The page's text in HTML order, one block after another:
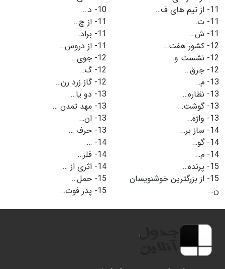
11- از تیم های ف…
11- ت…
11- ش…
12- كشور هفت…
12- نشست و…
12- جرق…
13- م…
13- نظاره…
13- گوشت…
13- واژه…
14- ساز بر…
14- گو…
14- م…
15- پرنده…
15- از بزرگترین خوشنویسان
ن…
10- د…
11- از چ…
11- براد…
11- از دروس…
12- جوی…
12- گ…
12- گاز زرد رن…
13- دو یا…
13- مهد تمدن …
13- ان…
13- حرف …
14-
…
14- فلز…
14- اثری از …
15- حمل…
15- پدر فوت…